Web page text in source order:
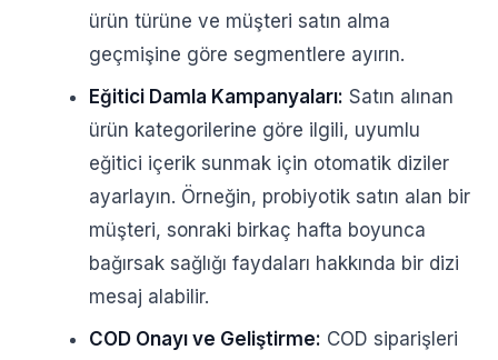
ürün türüne ve müşteri satın alma
geçmişine göre segmentlere ayırın.
Eğitici Damla Kampanyaları: Satın alınan
ürün kategorilerine göre ilgili, uyumlu
eğitici içerik sunmak için otomatik diziler
ayarlayın. Örneğin, probiyotik satın alan bir
müşteri, sonraki birkaç hafta boyunca
bağırsak sağlığı faydaları hakkında bir dizi
mesaj alabilir.
COD Onayı ve Geliştirme: COD siparişleri